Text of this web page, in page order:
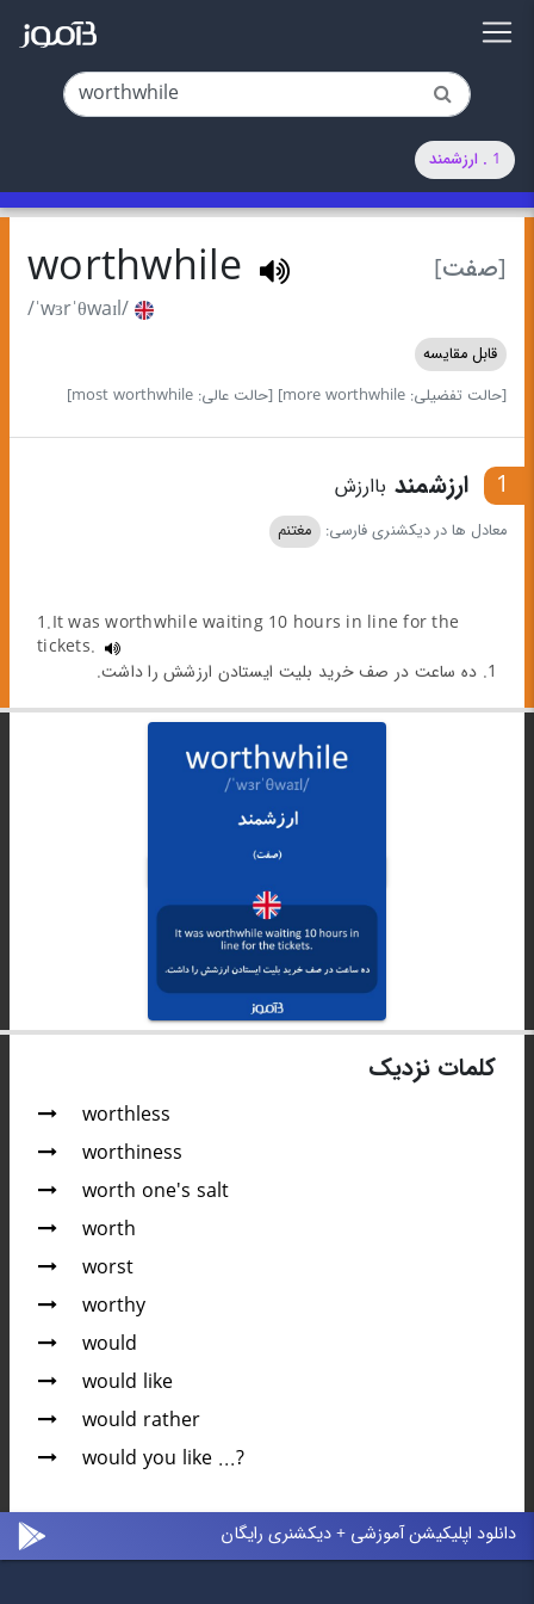
1 . ارزشمند
[صفت] worthwhile
/ˈwɜrˈθwaɪl/
قابل مقایسه
[حالت تفضیلی: more worthwhile]
[حالت عالی: most worthwhile]
1 ارزشمند باارزش
معادل ها در دیکشنری فارسی: مغتنم
1.It was worthwhile waiting 10 hours in line for the
tickets.
1. ده ساعت در صف خرید بلیت ایستادن ارزشش را داشت.
کلمات نزدیک
worthless
worthiness
worth one's salt
worth
worst
worthy
would
would like
would rather
would you like ...?
دانلود اپلیکیشن آموزشی + دیکشنری رایگان